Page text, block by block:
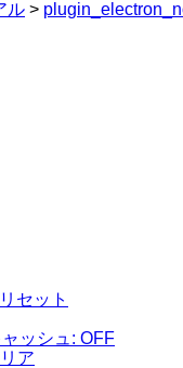
ル >
セット
ッシュ: OFF
ア